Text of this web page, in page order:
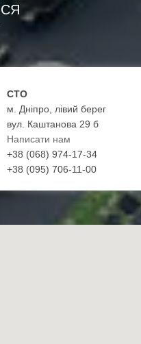
СТО
м. Дніпро, лівий берег
вул. Каштанова 29 б
Написати нам
+38 (068) 974-17-34
+38 (095) 706-11-00